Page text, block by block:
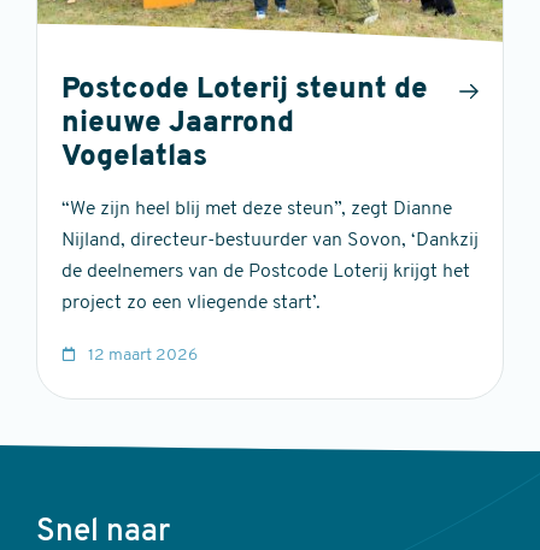
Postcode Loterij steunt de
nieuwe Jaarrond
Vogelatlas
“We zijn heel blij met deze steun”, zegt Dianne
Nijland, directeur-bestuurder van Sovon, ‘Dankzij
de deelnemers van de Postcode Loterij krijgt het
project zo een vliegende start’.
12 maart 2026
Voet
Snel naar